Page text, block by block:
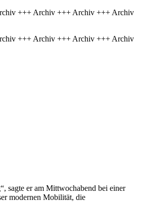
+++ Archiv +++ Archiv +++ Archiv
+++ Archiv +++ Archiv +++ Archiv
sagte er am Mittwochabend bei einer
modernen Mobilität, die